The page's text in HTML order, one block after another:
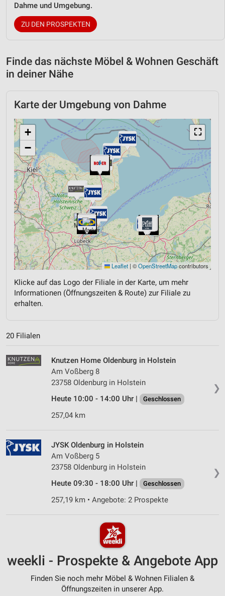
Dahme und Umgebung.
ZU DEN PROSPEKTEN
Finde das nächste Möbel & Wohnen Geschäft
in deiner Nähe
Karte der Umgebung von Dahme
⛶
+
−
Leaflet | ©OpenStreetMapcontributors
Klicke auf das Logo der Filiale in der Karte, um mehr
Informationen (Öffnungszeiten & Route) zur Filiale zu
erhalten.
20 Filialen
❯
Knutzen Home Oldenburg in Holstein
Am Voßberg 8
23758 Oldenburg in Holstein
Heute 10:00 - 14:00 Uhr |
Geschlossen
257,04 km
❯
JYSK Oldenburg in Holstein
Am Voßberg 5
23758 Oldenburg in Holstein
Heute 09:30 - 18:00 Uhr |
Geschlossen
257,19 km • Angebote: 2 Prospekte
weekli - Prospekte & Angebote App
Finden Sie noch mehr Möbel & Wohnen Filialen &
Öffnungszeiten in unserer App.